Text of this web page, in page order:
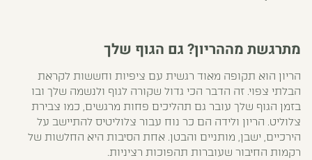
מתרגשת מההריון? גם הגוף שלך
הריון הוא תקופה מאוד רגשית עם ציפיות וחששות לקראת
הבלתי צפוי. זה הדבר הכי גדול שקורה לגוף ולנשמה שלך ובו
בזמן הגוף שלך עובר גם תהליכים פחות מרגשים, כמו צבירת
צלוליט. הריון ולידה הם כר נוח עבור צלוליטיס להתיישב על
הירכיים, ישבן, מותניים והבטן. אחת הסיבות היא החלשות של
רקמות החיבור שעוברות תהפוכות רציניות.